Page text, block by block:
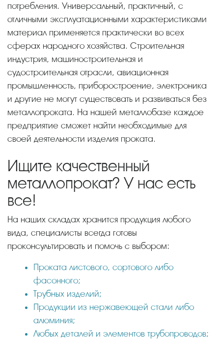
потребления. Универсальный, практичный, с
отличными эксплуатационными характеристиками
материал применяется практически во всех
сферах народного хозяйства. Строительная
индустрия, машиностроительная и
судостроительная отрасли, авиационная
промышленность, приборостроение, электроника
и другие не могут существовать и развиваться без
металлопроката. На нашей металлобазе каждое
предприятие сможет найти необходимые для
своей деятельности изделия проката.
Ищите качественный
металлопрокат? У нас есть
все!
На наших складах хранится продукция любого
вида, специалисты всегда готовы
проконсультировать и помочь с выбором:
Проката листового, сортового либо
фасонного;
Трубных изделий;
Продукции из нержавеющей стали либо
алюминия;
Любых деталей и элементов трубопроводов;